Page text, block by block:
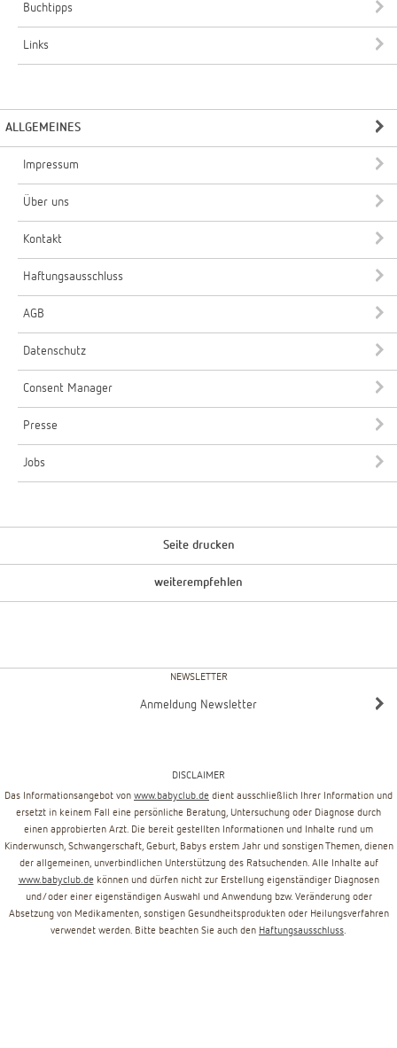
Buchtipps
Links
ALLGEMEINES
Impressum
Über uns
Kontakt
Haftungsausschluss
AGB
Datenschutz
Consent Manager
Presse
Jobs
Seite drucken
weiterempfehlen
NEWSLETTER
Anmeldung Newsletter
DISCLAIMER
Das Informationsangebot von www.babyclub.de dient ausschließlich Ihrer Information und
ersetzt in keinem Fall eine persönliche Beratung, Untersuchung oder Diagnose durch
einen approbierten Arzt. Die bereit gestellten Informationen und Inhalte rund um
Kinderwunsch, Schwangerschaft, Geburt, Babys erstem Jahr und sonstigen Themen, dienen
der allgemeinen, unverbindlichen Unterstützung des Ratsuchenden. Alle Inhalte auf
www.babyclub.de können und dürfen nicht zur Erstellung eigenständiger Diagnosen
und/oder einer eigenständigen Auswahl und Anwendung bzw. Veränderung oder
Absetzung von Medikamenten, sonstigen Gesundheitsprodukten oder Heilungsverfahren
verwendet werden. Bitte beachten Sie auch den Haftungsausschluss.